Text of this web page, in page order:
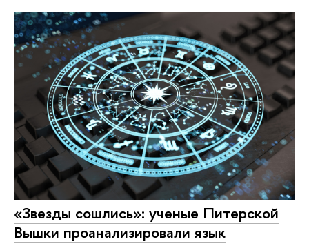
«Звезды сошлись»: ученые Питерской
Вышки проанализировали язык